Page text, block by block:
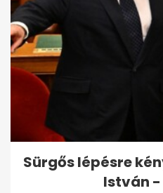
Sürgős lépésre
István -